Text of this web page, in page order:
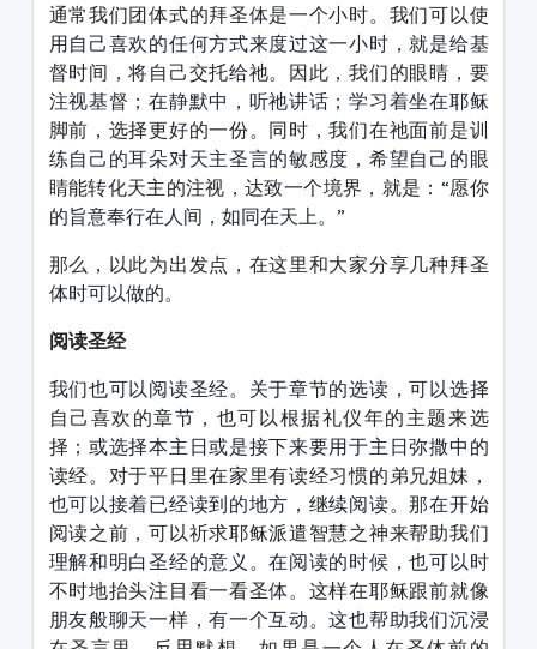
通常我们团体式的拜圣体是一个小时。我们可以使
用自己喜欢的任何方式来度过这一小时，就是给基
督时间，将自己交托给祂。因此，我们的眼睛，要
注视基督；在静默中，听祂讲话；学习着坐在耶稣
脚前，选择更好的一份。同时，我们在祂面前是训
练自己的耳朵对天主圣言的敏感度，希望自己的眼
睛能转化天主的注视，达致一个境界，就是：“愿你
的旨意奉行在人间，如同在天上。”
那么，以此为出发点，在这里和大家分享几种拜圣
体时可以做的。
阅读圣经
我们也可以阅读圣经。关于章节的选读，可以选择
自己喜欢的章节，也可以根据礼仪年的主题来选
择；或选择本主日或是接下来要用于主日弥撒中的
读经。对于平日里在家里有读经习惯的弟兄姐妹，
也可以接着已经读到的地方，继续阅读。那在开始
阅读之前，可以祈求耶稣派遣智慧之神来帮助我们
理解和明白圣经的意义。在阅读的时候，也可以时
不时地抬头注目看一看圣体。这样在耶稣跟前就像
朋友般聊天一样，有一个互动。这也帮助我们沉浸